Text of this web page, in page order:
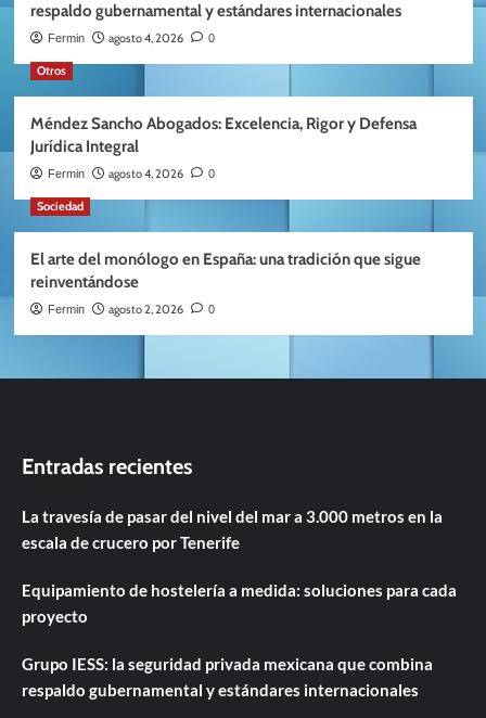
respaldo gubernamental y estándares internacionales
Fermin agosto 4, 2026 0
Otros
Méndez Sancho Abogados: Excelencia, Rigor y Defensa
Jurídica Integral
Fermin agosto 4, 2026 0
Sociedad
El arte del monólogo en España: una tradición que sigue
reinventándose
Fermin agosto 2, 2026 0
Entradas recientes
La travesía de pasar del nivel del mar a 3.000 metros en la
escala de crucero por Tenerife
Equipamiento de hostelería a medida: soluciones para cada
proyecto
Grupo IESS: la seguridad privada mexicana que combina
respaldo gubernamental y estándares internacionales